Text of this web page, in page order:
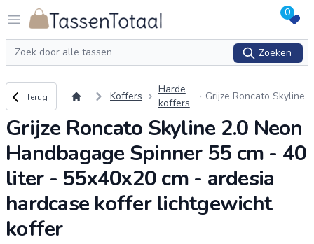
Open menu
Logo Tassentotaal.nl 0
Zoeken
Zoeken
Terug naar overzicht
Terug Koffers
Harde
koffers
Grijze Roncato Skyline
Spinner 55 cm - 40 lite
r - 55x40x20 cm - arde
sia hardcase...
Grijze Roncato Skyline 2.0 Neon
Handbagage Spinner 55 cm - 40
liter - 55x40x20 cm - ardesia
hardcase koffer lichtgewicht
koffer